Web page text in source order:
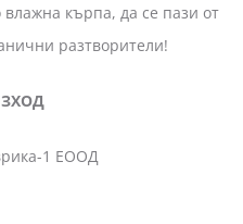
кърпа, да се пази от
разтворители!
1 ЕООД